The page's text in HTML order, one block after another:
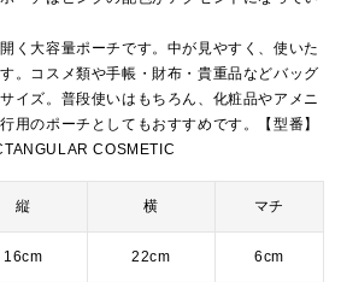
く大容量ポーチです。中が見やすく、使いた
。コスメ類や手帳・財布・貴重品などバッグ
イズ。普段使いはもちろん、化粧品やアメニ
用のポーチとしてもおすすめです。【型番】
COSMETIC
縦 横 マチ
16cm 22cm 6cm